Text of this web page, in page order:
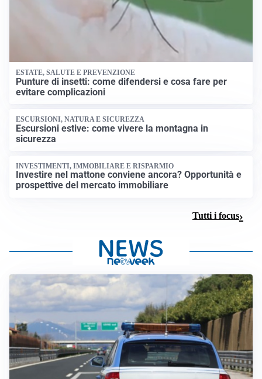
ESTATE, SALUTE E PREVENZIONE
Punture di insetti: come difendersi e cosa fare per
evitare complicazioni
ESCURSIONI, NATURA E SICUREZZA
Escursioni estive: come vivere la montagna in
sicurezza
INVESTIMENTI, IMMOBILIARE E RISPARMIO
Investire nel mattone conviene ancora? Opportunità e
prospettive del mercato immobiliare
Tutti i focus